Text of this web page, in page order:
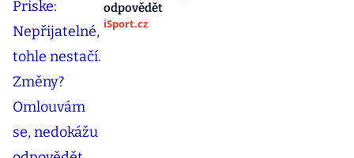
odpovědět
iSport.cz